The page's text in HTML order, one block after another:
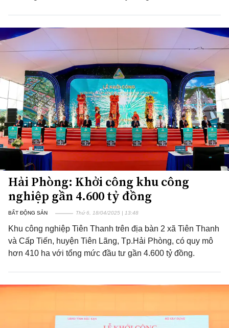
Hải Phòng: Khởi công khu công
nghiệp gần 4.600 tỷ đồng
BẤT ĐỘNG SẢN Thứ 6, 18/04/2025 | 13:48
Khu công nghiệp Tiên Thanh trên địa bàn 2 xã Tiên Thanh
và Cấp Tiến, huyện Tiên Lãng, Tp.Hải Phòng, có quy mô
hơn 410 ha với tổng mức đầu tư gần 4.600 tỷ đồng.